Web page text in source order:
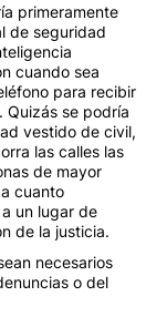
primeramente
de seguridad
cuando sea
para recibir
Quizás se podría
vestido de civil,
las calles las
de mayor
cuanto
un lugar de
de la justicia.
necesarios
o del